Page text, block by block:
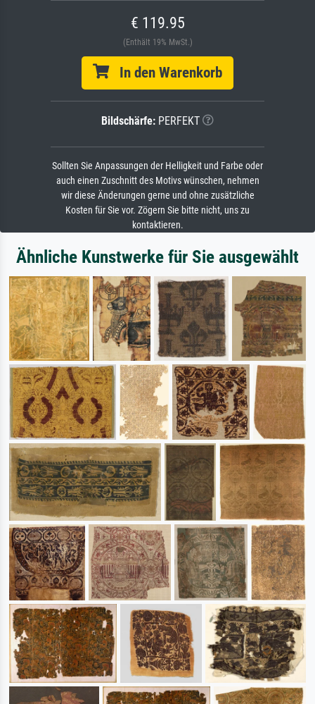
€ 119.95
(Enthält 19% MwSt.)
In den Warenkorb
Bildschärfe: PERFEKT
Sollten Sie Anpassungen der Helligkeit und Farbe oder
auch einen Zuschnitt des Motivs wünschen, nehmen
wir diese Änderungen gerne und ohne zusätzliche
Kosten für Sie vor. Zögern Sie bitte nicht, uns zu
kontaktieren.
Ähnliche Kunstwerke für Sie ausgewählt